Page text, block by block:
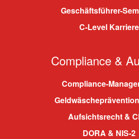
Geschäftsführer-
C-Level Karriere
Compliance &
Compliance-
Aufsichtsrecht &
DORA & NIS-2